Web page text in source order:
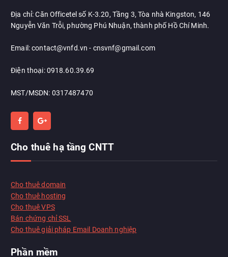
Địa chỉ: Căn Officetel số K-3.20, Tầng 3, Tòa nhà Kingston, 146
Nguyễn Văn Trỗi, phường Phú Nhuận, thành phố Hồ Chí Minh.
Email: contact@vnfd.vn - cnsvnf@gmail.com
Điện thoại: 0918.60.39.69
MST/MSDN: 0317487470
Cho thuê hạ tầng CNTT
Cho thuê domain
Cho thuê hosting
Cho thuê VPS
Bán chứng chỉ SSL
Cho thuê giải pháp Email Doanh nghiệp
Phần mềm
Chat với chúng tôi
Họ tên*